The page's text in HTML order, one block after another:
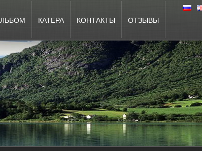
КАТЕРА КОНТАКТЫ ОТЗЫВЫ